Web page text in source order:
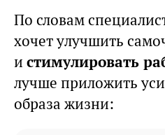
По словам
хочет улучшить
и стимулировать
лучше приложить
образа жизни: